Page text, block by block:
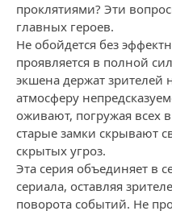
проклятиями? Эти
главных героев.
Не обойдется без
проявляется в полной
экшена держат зрителей
атмосферу
оживают, погружая всех
старые замки скрывают
скрытых угроз.
Эта серия объединяет в
сериала, оставляя
поворота событий. Не